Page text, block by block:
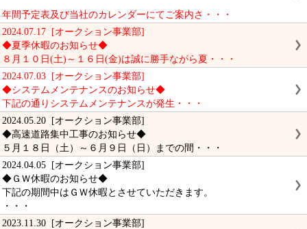
年間予定表及び当社のカレンダーにてご案内さ・・・
2024.07.17 [オークション事業部]
◆夏季休暇のお知らせ◆
８月１０日(土)～１６日(金)は誠に勝手ながら夏・・・
2024.07.03 [オークション事業部]
◆システムメンテナンスのお知らせ◆
下記の通りシステムメンテナンスが発生・・・
2024.05.20 [オークション事業部]
◆高速道路集中工事のお知らせ◆
５月１８日（土）～６月９日（日）までの間・・・
2024.04.05 [オークション事業部]
◆ＧＷ休暇のお知らせ◆
下記の期間中はＧＷ休暇とさせていただきます。
・・・
2023.11.30 [オークション事業部]